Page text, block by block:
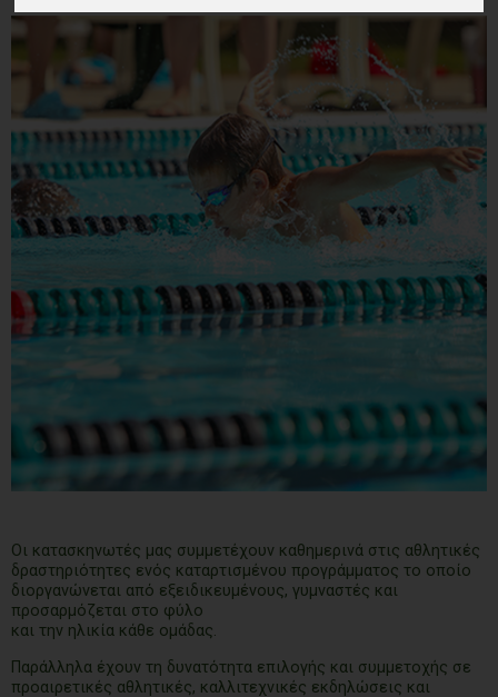
Οι κατασκηνωτές μας συμμετέχουν καθημερινά στις αθλητικές
δραστηριότητες ενός καταρτισμένου προγράμματος το οποίο
διοργανώνεται από εξειδικευμένους, γυμναστές και
προσαρμόζεται στο φύλο
και την ηλικία κάθε ομάδας.
Παράλληλα έχουν τη δυνατότητα επιλογής και συμμετοχής σε
προαιρετικές αθλητικές, καλλιτεχνικές εκδηλώσεις και